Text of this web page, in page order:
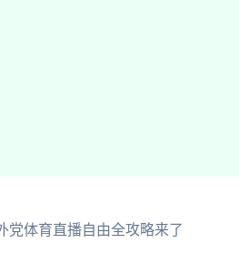
党体育直播自由全攻略来了